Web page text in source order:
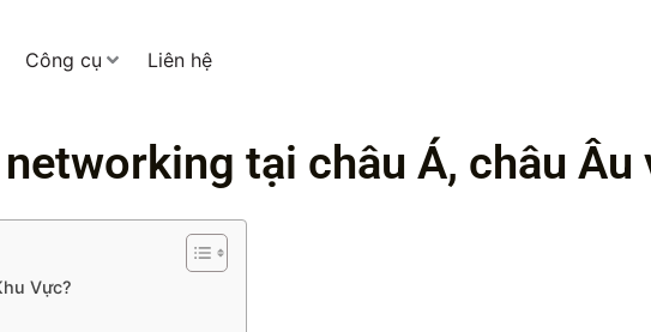
Công cụ Liên hệ
tại châu Á, châu Âu
Vực?